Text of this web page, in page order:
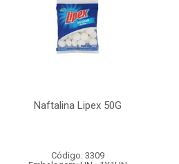
Naftalina Lipex 50G
Código: 3309